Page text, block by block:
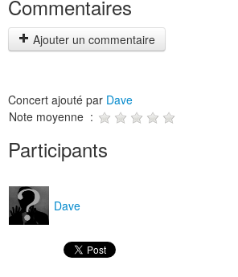
Commentaires
Ajouter un commentaire
Concert ajouté par Dave
Note moyenne :
Participants
Dave